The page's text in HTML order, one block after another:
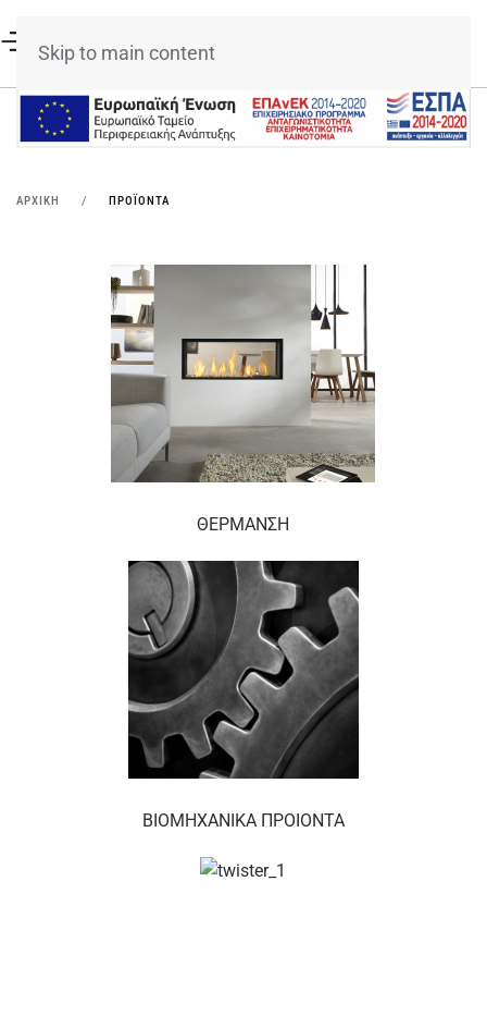
Skip to main content
ΑΡΧΙΚΉ ΠΡΟΪΌΝΤΑ
ΘΕΡΜΑΝΣΗ
BIOMHXANIKA ΠΡΟΙΟΝΤΑ